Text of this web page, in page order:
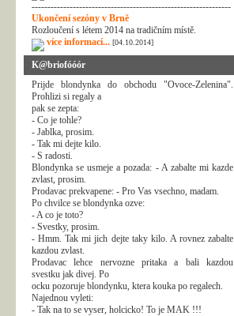
---------------------------------------------------------------
Ukončení sezóny v Brně
Rozloučení s létem 2014 na tradičním místě.
více informací... [04.10.2014]
K@briofóóór
Prijde blondynka do obchodu "Ovoce-Zelenina".
Prohlizi si regaly a
pak se zepta:
- Co je tohle?
- Jablka, prosim.
- Tak mi dejte kilo.
- S radosti.
Blondynka se usmeje a pozada: - A zabalte mi kazde
zvlast, prosim.
Prodavac prekvapene: - Pro Vas vsechno, madam.
Po chvilce se blondynka ozve:
- A co je toto?
- Svestky, prosim.
- Hmm. Tak mi jich dejte taky kilo. A rovnez zabalte
kazdou zvlast.
Prodavac lehce nervozne pritaka a bali kazdou
svestku jak divej. Po
ocku pozoruje blondynku, ktera kouka po regalech.
Najednou vyleti:
- Tak na to se vyser, holcicko! To je MAK !!!